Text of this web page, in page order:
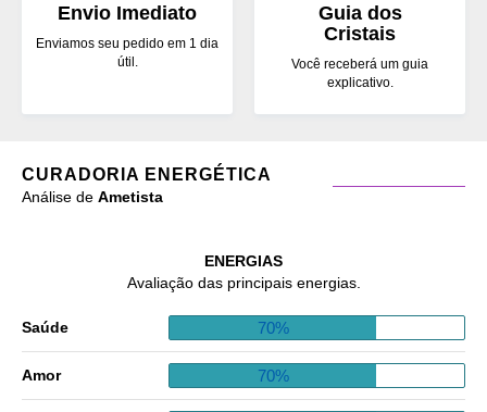
Envio Imediato
Enviamos seu pedido em 1 dia
útil.
Guia dos
Cristais
Você receberá um guia
explicativo.
CURADORIA ENERGÉTICA
Análise de Ametista
ENERGIAS
Avaliação das principais energias.
Saúde 70%
Amor 70%